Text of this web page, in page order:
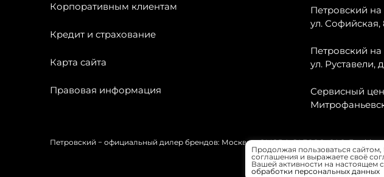
Корпоративным клиентам
Кредит и страхование
Карта сайта
Правовая информация
Петровский
ул. Софийская,
Петровский на
ул. Руставели,
Сервисный
Петровский − официальный дилер брендов: Москвич, OMODA, JAECOO, GAC,
Продолжая пользоваться
соглашения и выражаете своё
Вашей активности на настоящем
обработки персональных данных